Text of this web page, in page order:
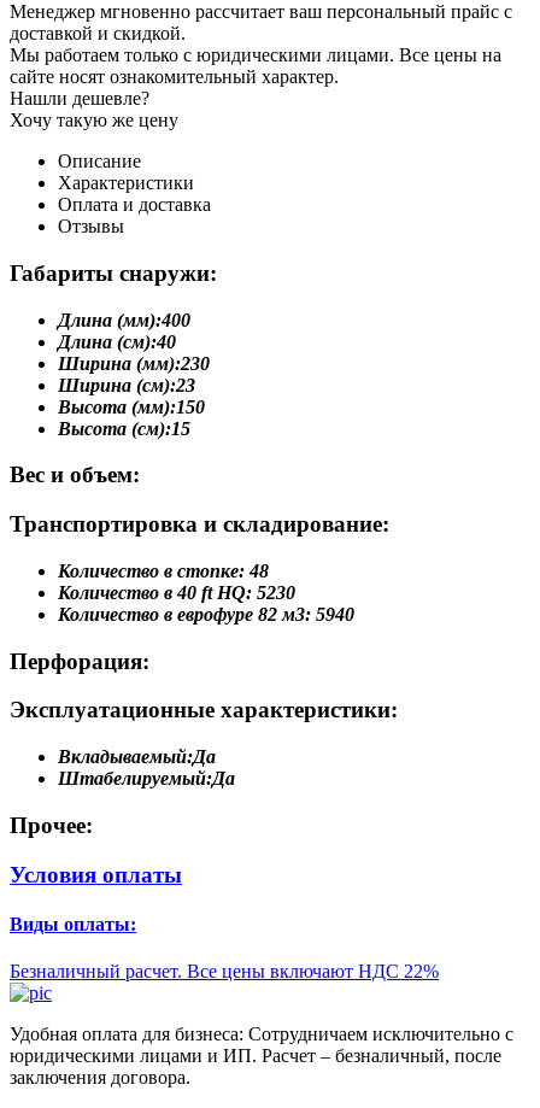
Менеджер мгновенно рассчитает ваш персональный прайс с
доставкой и скидкой.
Мы работаем только с юридическими лицами. Все цены на
сайте носят ознакомительный характер.
Нашли дешевле?
Хочу такую же цену
Описание
Характеристики
Оплата и доставка
Отзывы
Габариты снаружи:
Длина (мм):400
Длина (см):40
Ширина (мм):230
Ширина (см):23
Высота (мм):150
Высота (см):15
Вес и объем:
Транспортировка и складирование:
Количество в стопке: 48
Количество в 40 ft HQ: 5230
Количество в еврофуре 82 м3: 5940
Перфорация:
Эксплуатационные характеристики:
Вкладываемый:Да
Штабелируемый:Да
Прочее:
Условия оплаты
Виды оплаты:
Безналичный расчет. Все цены включают НДС 22%
Удобная оплата для бизнеса: Сотрудничаем исключительно с
юридическими лицами и ИП. Расчет – безналичный, после
заключения договора.